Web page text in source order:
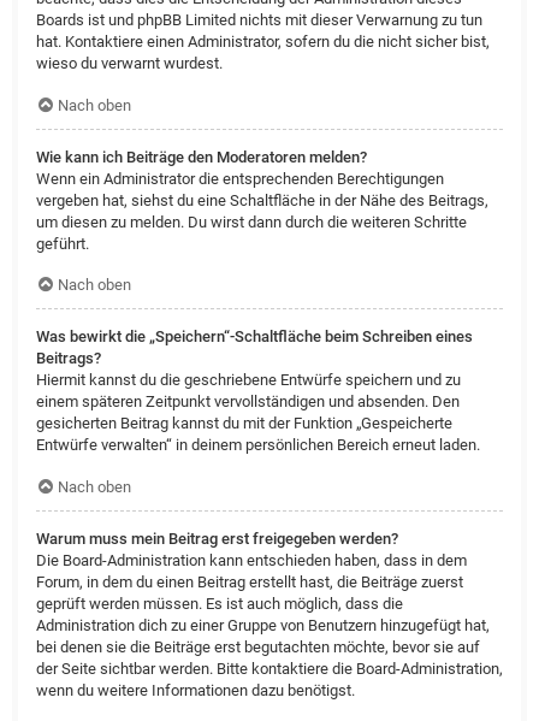
Boards ist und phpBB Limited nichts mit dieser Verwarnung zu tun
hat. Kontaktiere einen Administrator, sofern du die nicht sicher bist,
wieso du verwarnt wurdest.
Nach oben
Wie kann ich Beiträge den Moderatoren melden?
Wenn ein Administrator die entsprechenden Berechtigungen
vergeben hat, siehst du eine Schaltfläche in der Nähe des Beitrags,
um diesen zu melden. Du wirst dann durch die weiteren Schritte
geführt.
Nach oben
Was bewirkt die „Speichern“-Schaltfläche beim Schreiben eines
Beitrags?
Hiermit kannst du die geschriebene Entwürfe speichern und zu
einem späteren Zeitpunkt vervollständigen und absenden. Den
gesicherten Beitrag kannst du mit der Funktion „Gespeicherte
Entwürfe verwalten“ in deinem persönlichen Bereich erneut laden.
Nach oben
Warum muss mein Beitrag erst freigegeben werden?
Die Board-Administration kann entschieden haben, dass in dem
Forum, in dem du einen Beitrag erstellt hast, die Beiträge zuerst
geprüft werden müssen. Es ist auch möglich, dass die
Administration dich zu einer Gruppe von Benutzern hinzugefügt hat,
bei denen sie die Beiträge erst begutachten möchte, bevor sie auf
der Seite sichtbar werden. Bitte kontaktiere die Board-Administration,
wenn du weitere Informationen dazu benötigst.